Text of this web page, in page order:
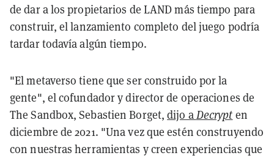
de dar a los propietarios de LAND más tiempo para
construir, el lanzamiento completo del juego podría
tardar todavía algún tiempo.
"El metaverso tiene que ser construido por la
gente", el cofundador y director de operaciones de
The Sandbox, Sebastien Borget,dijo aDecrypt en
diciembre de 2021. "Una vez que estén construyendo
con nuestras herramientas y creen experiencias que